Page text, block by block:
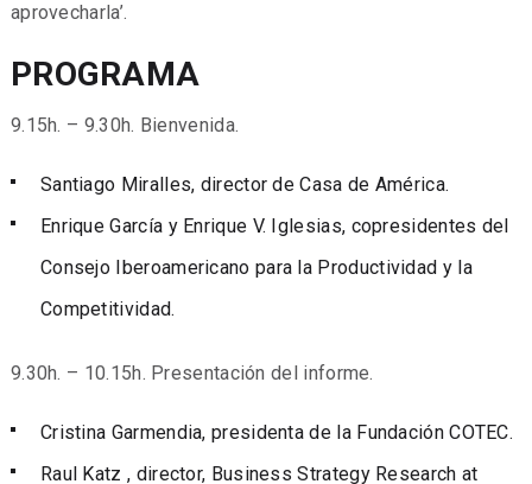
aprovecharla’.
PROGRAMA
9.15h. – 9.30h. Bienvenida.
Santiago Miralles, director de Casa de América.
Enrique García y Enrique V. Iglesias, copresidentes del
Consejo Iberoamericano para la Productividad y la
Competitividad.
9.30h. – 10.15h. Presentación del informe.
Cristina Garmendia, presidenta de la Fundación COTEC.
Raul Katz , director, Business Strategy Research at